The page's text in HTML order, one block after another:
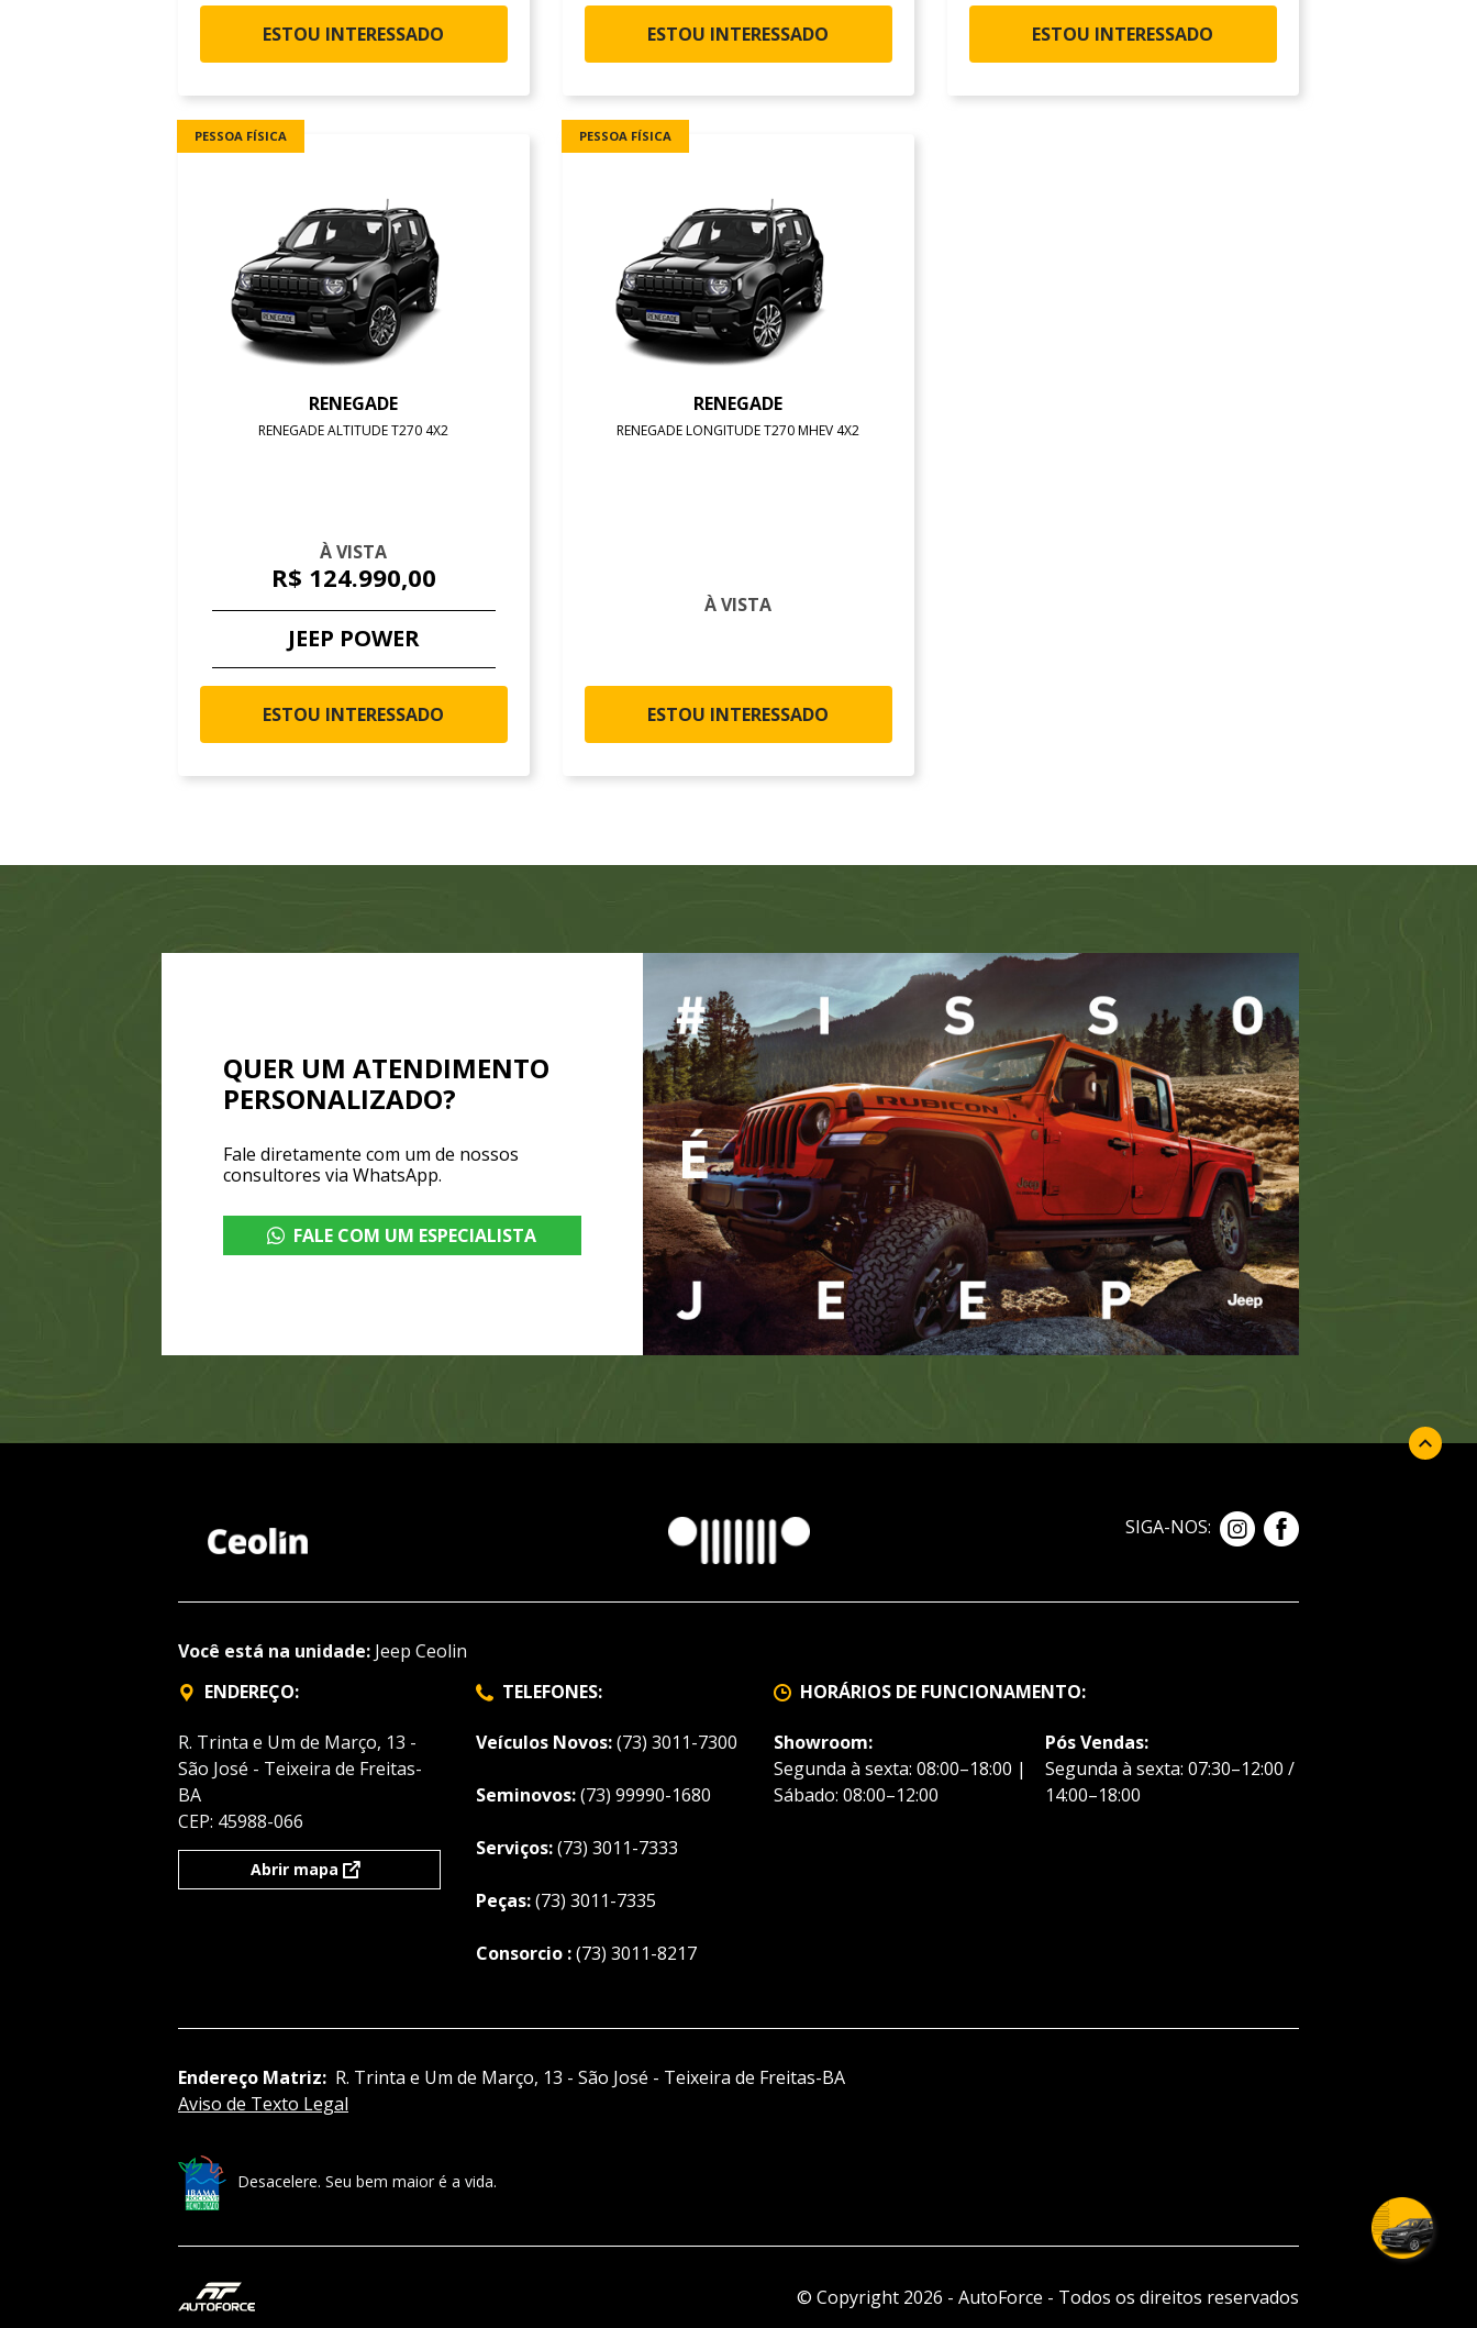
ESTOU INTERESSADO ESTOU INTERESSADO ESTOU INTERESSADO
RENEGADE
RENEGADE ALTITUDE T270 4X2
À VISTA
R$ 124.990,00
JEEP POWER
ESTOU INTERESSADO
PESSOA FÍSICA
RENEGADE
RENEGADE LONGITUDE T270 MHEV 4X2
À VISTA
ESTOU INTERESSADO
PESSOA FÍSICA
QUER UM ATENDIMENTO
PERSONALIZADO?
Fale diretamente com um de nossos
consultores via WhatsApp.
FALE COM UM ESPECIALISTA
SIGA-NOS:
Você está na unidade: Jeep Ceolin
ENDEREÇO:
R. Trinta e Um de Março, 13 -
São José - Teixeira de Freitas-
BA
CEP: 45988-066
Abrir mapa
TELEFONES:
Veículos Novos:(73) 3011-7300
Seminovos:(73) 99990-1680
Serviços:(73) 3011-7333
Peças:(73) 3011-7335
Consorcio :(73) 3011-8217
HORÁRIOS DE FUNCIONAMENTO:
Showroom:
Segunda à sexta: 08:00–18:00 |
Sábado: 08:00–12:00
Pós Vendas:
Segunda à sexta: 07:30–12:00 /
14:00–18:00
Endereço Matriz: R. Trinta e Um de Março, 13 - São José - Teixeira de Freitas-BA
Aviso de Texto Legal
Desacelere. Seu bem maior é a vida.
© Copyright 2026 - AutoForce - Todos os direitos reservados